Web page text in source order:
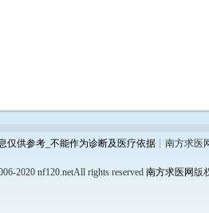
仅供参考_不能作为诊断及医疗依据┊南方求医
2020 nf120.netAll rights reserved 南方求医网 版